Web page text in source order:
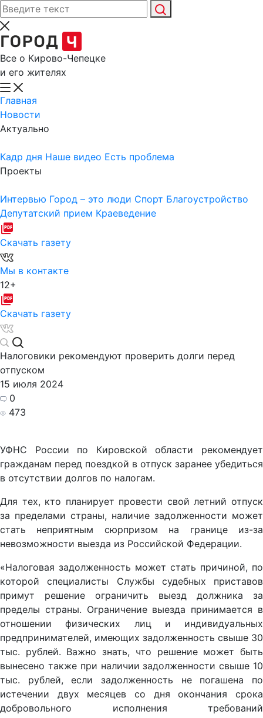
Все о Кирово-Чепецке
и его жителях
Главная
Новости
Актуально
Кадр дня Наше видео Есть проблема
Проекты
Интервью Город – это люди Спорт Благоустройство
Депутатский прием Краеведение
Скачать газету
Мы в контакте
12+
Скачать газету
Налоговики рекомендуют проверить долги перед
отпуском
15 июля 2024
0
473
УФНС России по Кировской области рекомендует
гражданам перед поездкой в отпуск заранее убедиться
в отсутствии долгов по налогам.
Для тех, кто планирует провести свой летний отпуск
за пределами страны, наличие задолженности может
стать неприятным сюрпризом на границе из-за
невозможности выезда из Российской Федерации.
«Налоговая задолженность может стать причиной, по
которой специалисты Службы судебных приставов
примут решение ограничить выезд должника за
пределы страны. Ограничение выезда принимается в
отношении физических лиц и индивидуальных
предпринимателей, имеющих задолженность свыше 30
тыс. рублей. Важно знать, что решение может быть
вынесено также при наличии задолженности свыше 10
тыс. рублей, если задолженность не погашена по
истечении двух месяцев со дня окончания срока
добровольного исполнения требований